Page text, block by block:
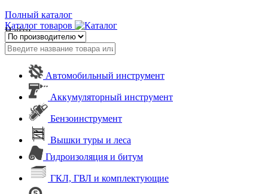
Полный каталог
Каталог товаров
Найти
Автомобильный инструмент
Аккумуляторный инструмент
Бензоинструмент
Вышки туры и леса
Гидроизоляция и битум
ГКЛ, ГВЛ и комплектующие